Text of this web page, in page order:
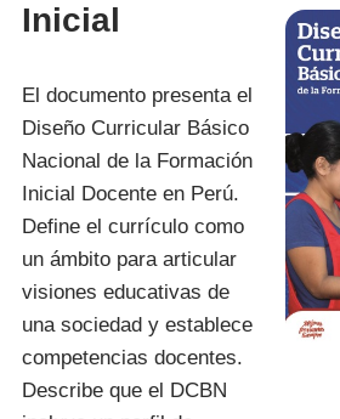
Inicial
El documento presenta el
Diseño Curricular Básico
Nacional de la Formación
Inicial Docente en Perú.
Define el currículo como
un ámbito para articular
visiones educativas de
una sociedad y establece
competencias docentes.
Describe que el DCBN